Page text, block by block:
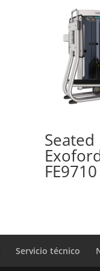
Seated
FE9710
Servicio técnico